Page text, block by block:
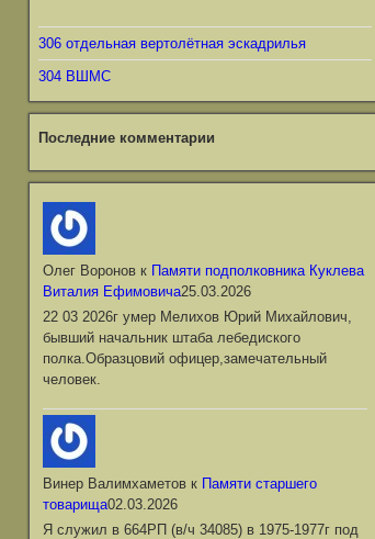
306 отдельная вертолётная эскадрилья
304 ВШМС
Последние комментарии
Олег Вороновк Памяти подполковника Куклева
Виталия Ефимовича25.03.2026
22 03 2026г умер Мелихов Юрий Михайлович,
бывший начальник штаба лебедиского
полка.Образцовий офицер,замечательный
человек.
Винер Валимхаметовк Памяти старшего
товарища02.03.2026
Я служил в 664РП (в/ч 34085) в 1975-1977г под